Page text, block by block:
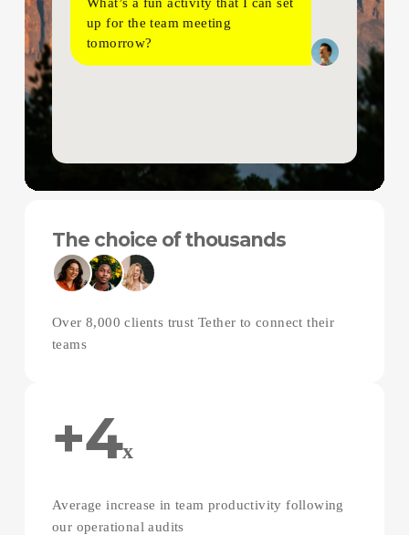
tomorrow?
The choice of thousands
Over 8,000 clients trust Tether to connect their
teams
+4x
Average increase in team productivity following
our operational audits